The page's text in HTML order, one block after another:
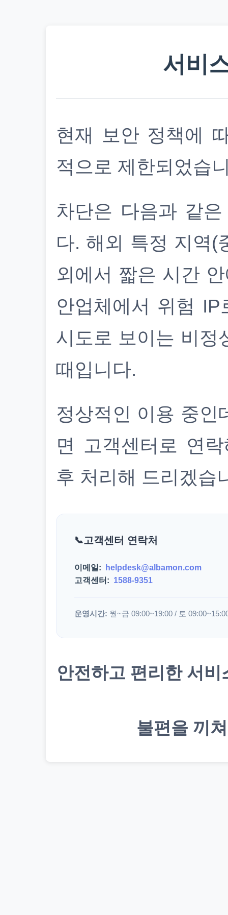
서비
현재 보안 정책에
적으로 제한되었습
차단은 다음과 같
다. 해외 특정 지역(
외에서 짧은 시간
안업체에서 위험
시도로 보이는 비정
때입니다.
정상적인 이용 중인
면 고객센터로 연
후 처리해 드리겠습
고객센터 연락처
이메일:
helpdesk@albamon.com
고객센터: 1588-9351
운영시간: 월~금 09:00~19:00 / 토
안전하고 편리한 서
불편을 끼